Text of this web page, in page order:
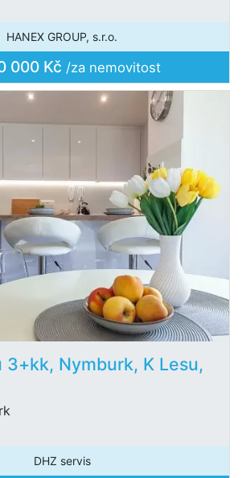
HANEX GROUP, s.r.o.
000 Kč /za nemovitost
3+kk, Nymburk, K Lesu,
DHZ servis